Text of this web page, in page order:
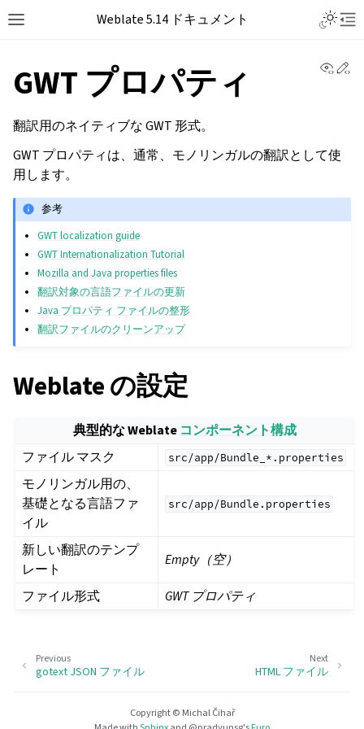
Weblate 5.14 ドキュメント
GWT プロパティ
翻訳用のネイティブな GWT 形式。
GWT プロパティは、通常、モノリンガルの翻訳として使
用します。
参考
GWT localization guide
GWT Internationalization Tutorial
Mozilla and Java properties files
翻訳対象の言語ファイルの更新
Java プロパティ ファイルの整形
翻訳ファイルのクリーンアップ
Weblate の設定
典型的な Weblate コンポーネント構成
ファイル マスク
src/app/Bundle_*.properties
モノリンガル用の、
基礎となる言語ファ
イル
src/app/Bundle.properties
新しい翻訳のテンプ
レート
Empty（空）
ファイル形式 GWT プロパティ
Next
HTML ファイル
Previous
gotext JSON ファイル
Copyright © Michal Čihař